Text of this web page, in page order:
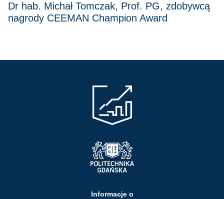
Dr hab. Michał Tomczak, Prof. PG, zdobywcą
nagrody CEEMAN Champion Award
Informacje o